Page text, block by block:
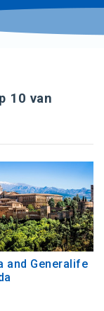
10 van
and Generalife